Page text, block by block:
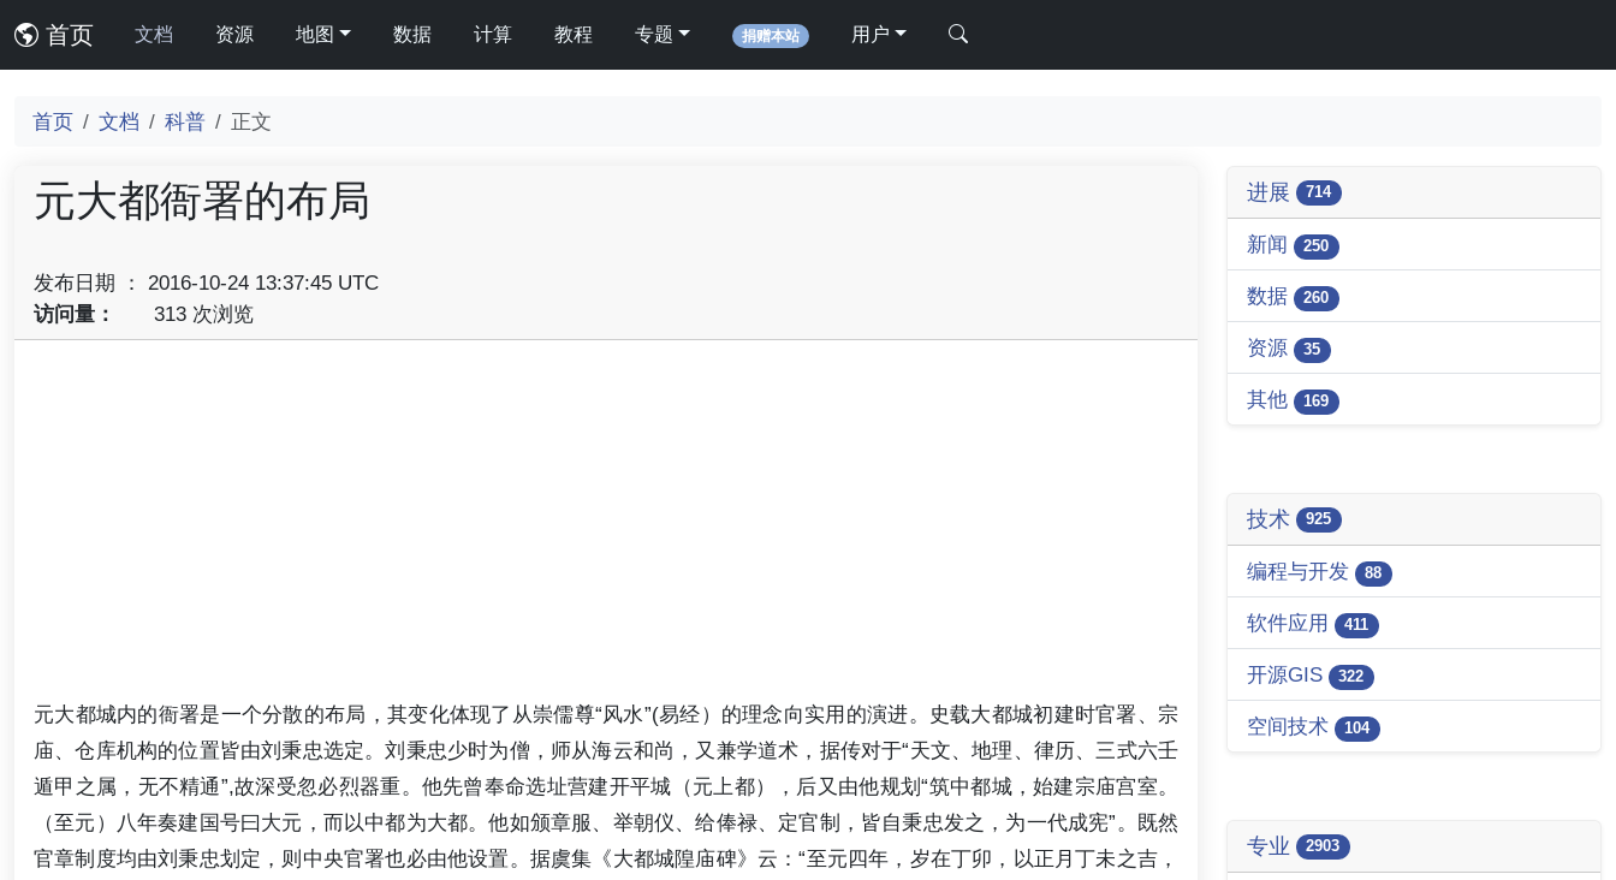
首页 文档 资源 地图 数据 计算 教程 专题 捐赠本站 用户
首页 文档 科普 正文
元大都衙署的布局
发布日期 ： 2016-10-24 13:37:45 UTC
访问量：
313 次浏览
元大都城内的衙署是一个分散的布局，其变化体现了从崇儒尊“风水”(易经）的理念向实用的演进。史载大都城初建时官署、宗
庙、仓库机构的位置皆由刘秉忠选定。刘秉忠少时为僧，师从海云和尚，又兼学道术，据传对于“天文、地理、律历、三式六壬
遁甲之属，无不精通”,故深受忽必烈器重。他先曾奉命选址营建开平城（元上都），后又由他规划“筑中都城，始建宗庙宫室。
（至元）八年奏建国号曰大元，而以中都为大都。他如颁章服、举朝仪、给俸禄、定官制，皆自秉忠发之，为一代成宪”。既然
官章制度均由刘秉忠划定，则中央官署也必由他设置。据虞集《大都城隍庙碑》云：“至元四年，岁在丁卯，以正月丁未之吉，
进展 714
新闻 250
数据 260
资源 35
其他 169
技术 925
编程与开发 88
软件应用 411
开源GIS 322
空间技术 104
专业 2903